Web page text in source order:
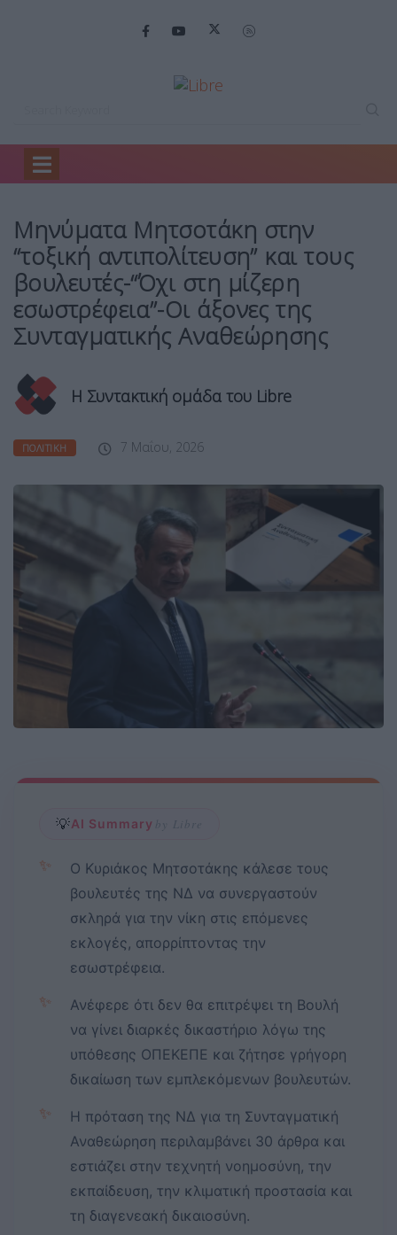
Home
Μηνύματα Μητσοτάκη στην
“τοξική αντιπολίτευση” και τους
βουλευτές-“Όχι στη μίζερη
εσωστρέφεια”-Οι άξονες της
Συνταγματικής Αναθεώρησης
Η Συντακτική ομάδα του Libre
ΠΟΛΙΤΙΚΉ 7 Μαΐου, 2026
💡AI Summary by Libre
✨
Ο Κυριάκος Μητσοτάκης κάλεσε τους
βουλευτές της ΝΔ να συνεργαστούν
σκληρά για την νίκη στις επόμενες
εκλογές, απορρίπτοντας την
εσωστρέφεια.
✨
Ανέφερε ότι δεν θα επιτρέψει τη Βουλή
να γίνει διαρκές δικαστήριο λόγω της
υπόθεσης ΟΠΕΚΕΠΕ και ζήτησε γρήγορη
δικαίωση των εμπλεκόμενων βουλευτών.
✨
Η πρόταση της ΝΔ για τη Συνταγματική
Αναθεώρηση περιλαμβάνει 30 άρθρα και
εστιάζει στην τεχνητή νοημοσύνη, την
εκπαίδευση, την κλιματική προστασία και
τη διαγενεακή δικαιοσύνη.